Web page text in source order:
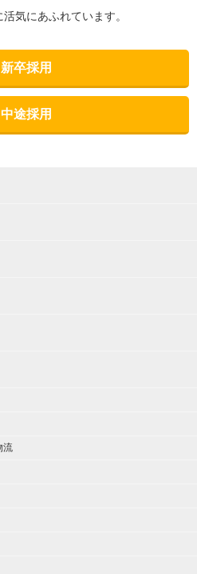
気にあふれています。
新卒採用
中途採用
流